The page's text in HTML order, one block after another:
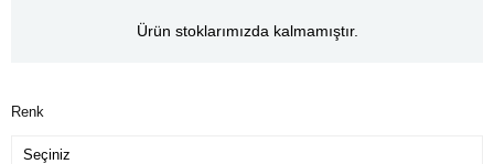
Ürün stoklarımızda kalmamıştır.
Renk